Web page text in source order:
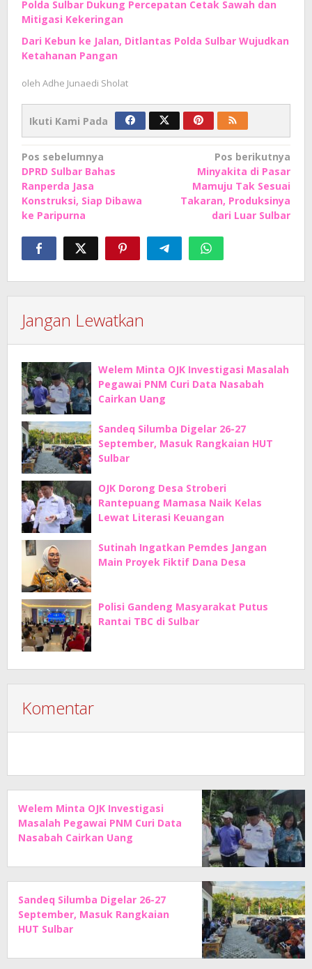
Polda Sulbar Dukung Percepatan Cetak Sawah dan
Mitigasi Kekeringan
Dari Kebun ke Jalan, Ditlantas Polda Sulbar Wujudkan
Ketahanan Pangan
oleh Adhe Junaedi Sholat
Ikuti Kami Pada
Navigasi
pos
Pos sebelumnya
DPRD Sulbar Bahas
Ranperda Jasa
Konstruksi, Siap Dibawa
ke Paripurna
Pos berikutnya
Minyakita di Pasar
Mamuju Tak Sesuai
Takaran, Produksinya
dari Luar Sulbar
Jangan Lewatkan
Welem Minta OJK Investigasi Masalah
Pegawai PNM Curi Data Nasabah
Cairkan Uang
Sandeq Silumba Digelar 26-27
September, Masuk Rangkaian HUT
Sulbar
OJK Dorong Desa Stroberi
Rantepuang Mamasa Naik Kelas
Lewat Literasi Keuangan
Sutinah Ingatkan Pemdes Jangan
Main Proyek Fiktif Dana Desa
Polisi Gandeng Masyarakat Putus
Rantai TBC di Sulbar
Komentar
Welem Minta OJK Investigasi
Masalah Pegawai PNM Curi Data
Nasabah Cairkan Uang
Sandeq Silumba Digelar 26-27
September, Masuk Rangkaian
HUT Sulbar